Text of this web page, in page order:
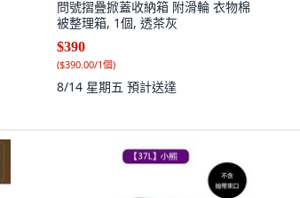
問號摺疊掀蓋收納箱 附滑輪 衣物棉
被整理箱, 1個, 透茶灰
$390
($390.00/1個)
8/14 星期五 預計送達